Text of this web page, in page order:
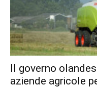
Il governo
aziende agricole